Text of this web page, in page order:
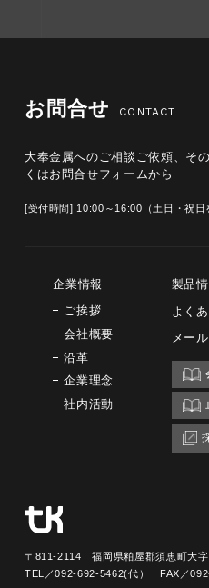
お問合せ CONTACT
大奉金属へのご相談ご依頼、そ
くはお問合せフォームから
[受付時間] 10:00～16:00（土日・祝日
企業情報
ご挨拶
会社概要
沿革
企業理念
社内活動
製品
よく
メー
〒811-2114 福岡県粕屋郡須恵町大字
TEL／092-692-5462(代） FAX／